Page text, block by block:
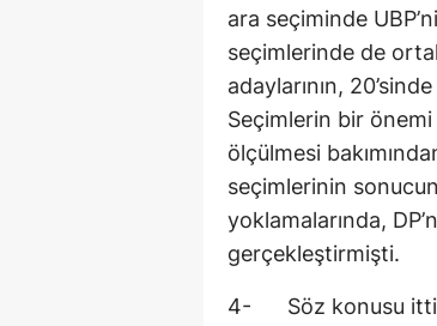
ara seçiminde
seçimlerinde de
adaylarının,
Seçimlerin bir
ölçülmesi
seçimlerinin
yoklamalarında,
gerçekleştirmişti.
4- Söz konusu